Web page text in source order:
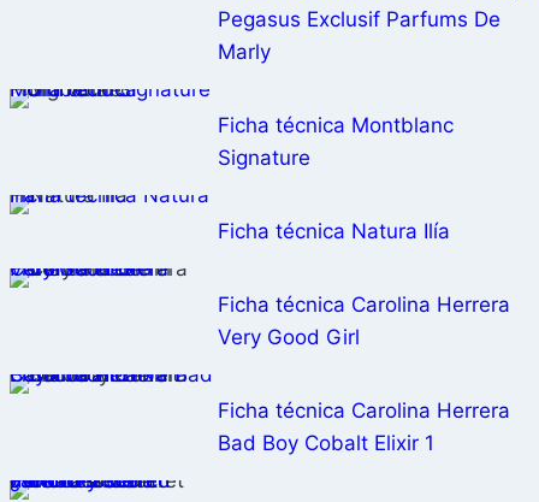
Pegasus Exclusif Parfums De
Marly
Ficha técnica Montblanc Signature
Ficha técnica Montblanc
Signature
Ficha técnica Natura Ilía
Ficha técnica Natura Ilía
Ficha técnica Carolina Herrera Very Good Girl
Ficha técnica Carolina Herrera
Very Good Girl
Ficha técnica Carolina Herrera Bad Boy Cobalt Elixir 1
Ficha técnica Carolina Herrera
Bad Boy Cobalt Elixir 1
Perfumes de Victoria’s Secret: ¿son de buena calidad y cuánto duran?